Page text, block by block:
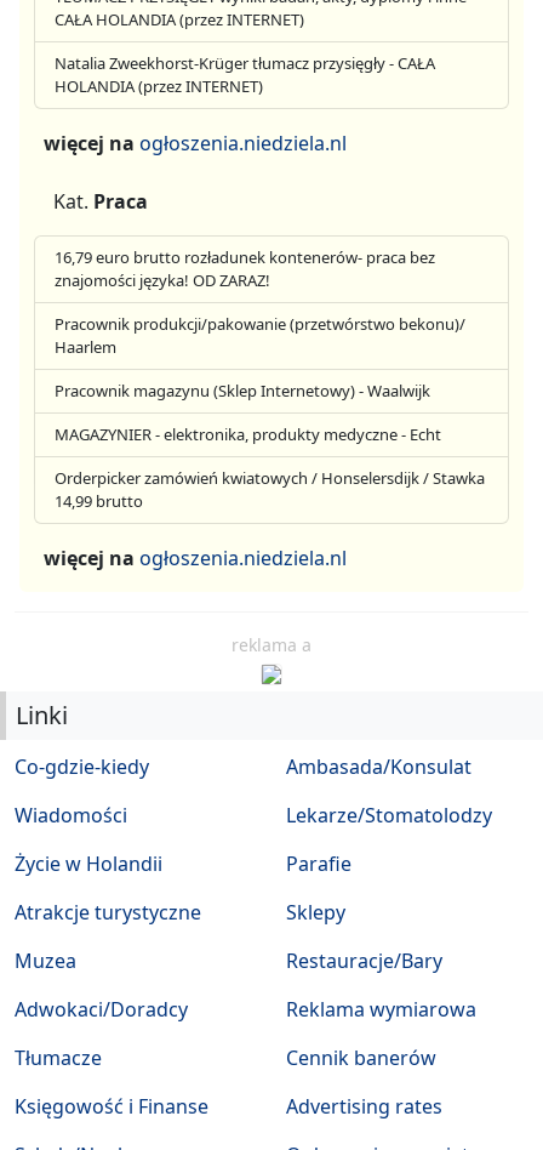
CAŁA HOLANDIA (przez INTERNET)
Natalia Zweekhorst-Krüger tłumacz przysięgły - CAŁA
HOLANDIA (przez INTERNET)
więcej na ogłoszenia.niedziela.nl
Kat. Praca
16,79 euro brutto rozładunek kontenerów- praca bez
znajomości języka! OD ZARAZ!
Pracownik produkcji/pakowanie (przetwórstwo bekonu)/
Haarlem
Pracownik magazynu (Sklep Internetowy) - Waalwijk
MAGAZYNIER - elektronika, produkty medyczne - Echt
Orderpicker zamówień kwiatowych / Honselersdijk / Stawka
14,99 brutto
więcej na ogłoszenia.niedziela.nl
reklama a
Linki
Co-gdzie-kiedy
Wiadomości
Życie w Holandii
Atrakcje turystyczne
Muzea
Ambasada/Konsulat
Lekarze/Stomatolodzy
Parafie
Sklepy
Restauracje/Bary
Adwokaci/Doradcy
Tłumacze
Księgowość i Finanse
Reklama wymiarowa
Cennik banerów
Advertising rates